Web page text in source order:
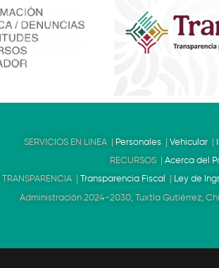
SERVICIOS EN LINEA | Personales |Vehicular
RECURSOS |Acerca del
TRANSPARENCIA | Transparencia Fiscal Ley de
Administración 2024-2030, Tuxtla Gutiérrez,